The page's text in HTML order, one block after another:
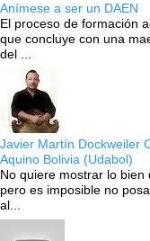
Anímese a ser un DAEN
El proceso de formación
que concluye con una
del ...
Javier Martín Dockweiler
Aquino Bolivia (Udabol)
No quiere mostrar lo
pero es imposible no
al...